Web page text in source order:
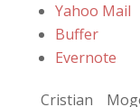
Yahoo Mail
Buffer
Evernote
Cristian